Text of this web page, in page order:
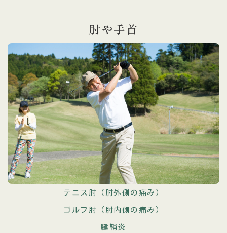
肘や手首
テニス肘（肘外側の痛み）
ゴルフ肘（肘内側の痛み）
腱鞘炎